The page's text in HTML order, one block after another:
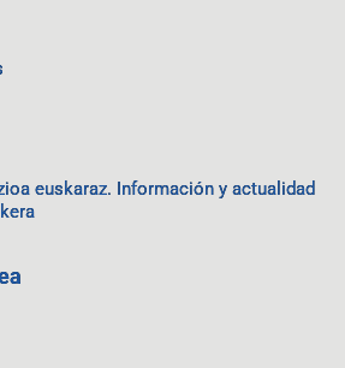
euskaraz. Información y actualidad